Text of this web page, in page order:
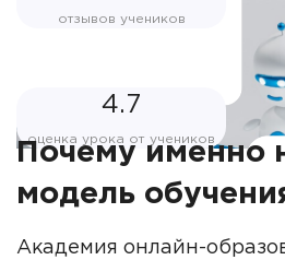
отзывов учеников
4.7
оценка урока от учеников
Почему именно
модель
Академия онлайн-